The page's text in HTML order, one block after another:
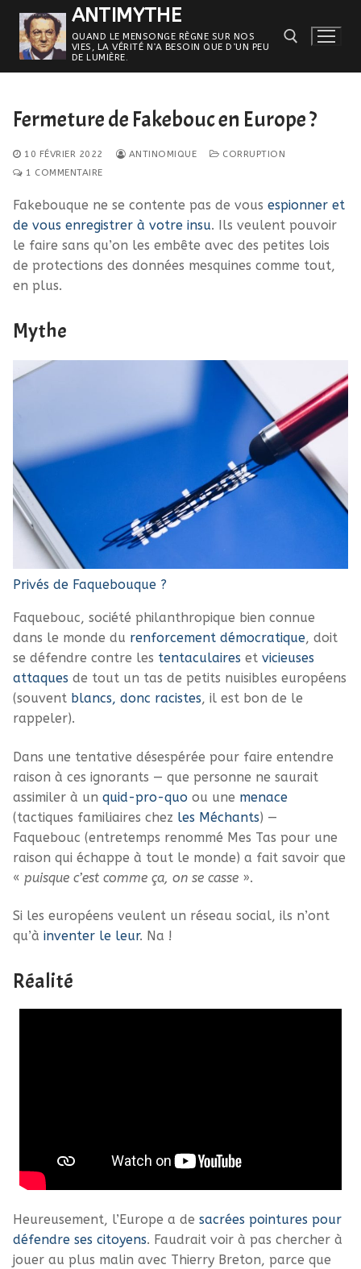
Aller
contenu
ANTIMYTHE
QUAND LE MENSONGE RÈGNE SUR NOS
VIES, LA VÉRITÉ N’A BESOIN QUE D’UN PEU
DE LUMIÈRE.
Fermeture de Fakebouc en Europe ?
10 FÉVRIER 2022 ANTINOMIQUE
CORRUPTION
1 COMMENTAIRE
Fakebouque ne se contente pas de vous espionner et
de vous enregistrer à votre insu. Ils veulent pouvoir
le faire sans qu’on les embête avec des petites lois
de protections des données mesquines comme tout,
en plus.
Mythe
Privés de Faquebouque ?
Faquebouc, société philanthropique bien connue
dans le monde du renforcement démocratique, doit
se défendre contre les tentaculaires et vicieuses
attaques de tout un tas de petits nuisibles européens
(souvent blancs, donc racistes, il est bon de le
rappeler).
Dans une tentative désespérée pour faire entendre
raison à ces ignorants — que personne ne saurait
assimiler à un quid-pro-quo ou une menace
(tactiques familiaires chez les Méchants) —
Faquebouc (entretemps renommé Mes Tas pour une
raison qui échappe à tout le monde) a fait savoir que
« puisque c’est comme ça, on se casse ».
Si les européens veulent un réseau social, ils n’ont
qu’à inventer le leur. Na !
Réalité
Heureusement, l’Europe a de sacrées pointures pour
défendre ses citoyens. Faudrait voir à pas chercher à
jouer au plus malin avec Thierry Breton, parce que